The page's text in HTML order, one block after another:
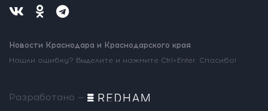
Новости Краснодара и Краснодарского края
Нашли ошибку? Выделите и нажмите Ctrl+Enter. Спасибо!
Разработано —